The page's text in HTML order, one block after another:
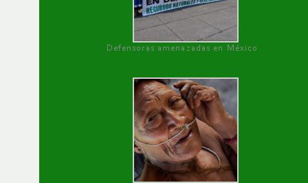
Defensoras amenazadas en México